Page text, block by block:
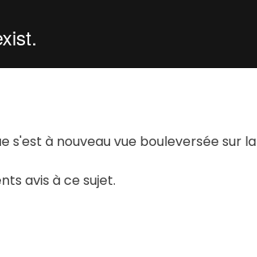
s'est à nouveau vue bouleversée sur la
avis à ce sujet.